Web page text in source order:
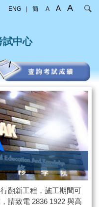
ENG 簡 A A A
試中心
翻新工程，施工期間可
請致電 2836 1922 與高